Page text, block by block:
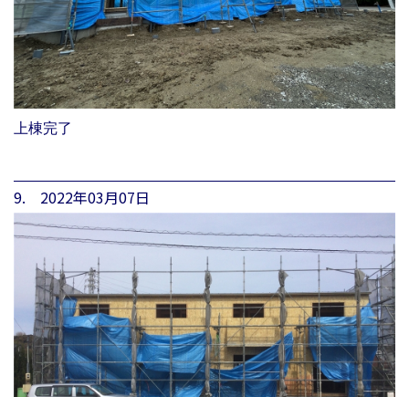
上棟完了
9. 2022年03月07日